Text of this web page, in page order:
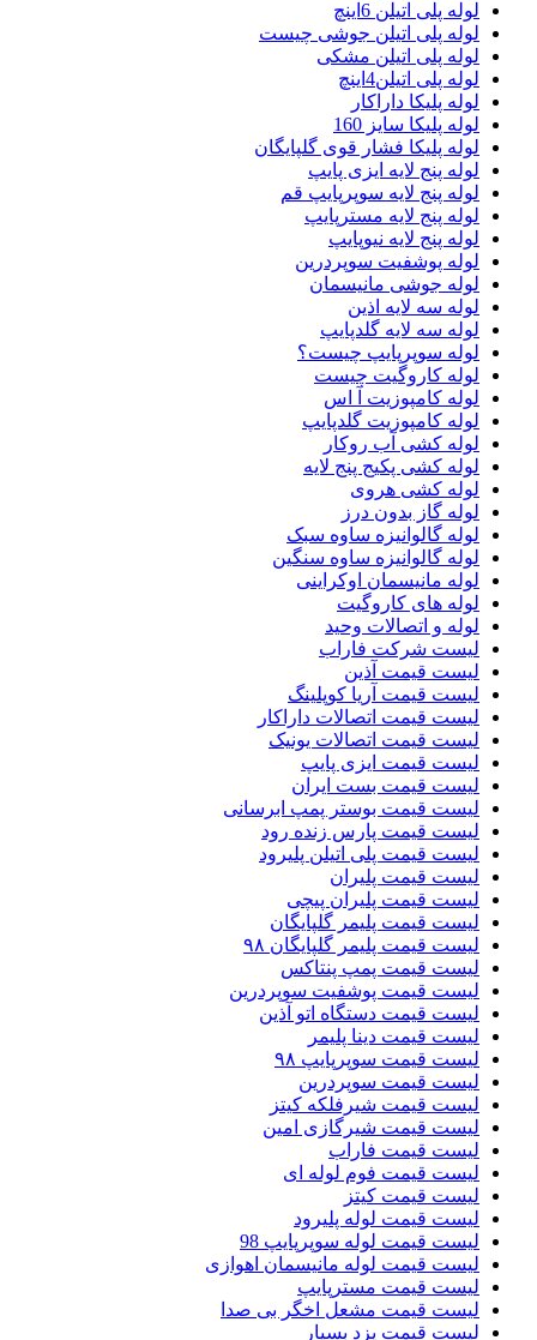
لوله پلی اتیلن 6اینچ
لوله پلی اتیلن جوشی چیست
لوله پلی اتیلن مشکی
لوله پلی اتیلن4اینچ
لوله پلیکا داراکار
لوله پلیکا سایز 160
لوله پلیکا فشار قوی گلپایگان
لوله پنج لایه ایزی پایپ
لوله پنج لایه سوپرپایپ قم
لوله پنج لایه مسترپایپ
لوله پنج لایه نیوپایپ
لوله پوشفیت سوپردرین
لوله جوشی مانیسمان
لوله سه لایه اذین
لوله سه لایه گلدپایپ
لوله سوپرپایپ چیست؟
لوله کاروگیت چیست
لوله کامپوزیت آ اس
لوله کامپوزیت گلدپایپ
لوله کشی آب روکار
لوله کشی پکیج پنج لایه
لوله کشی هروی
لوله گاز بدون درز
لوله گالوانیزه ساوه سبک
لوله گالوانیزه ساوه سنگین
لوله مانیسمان اوکراینی
لوله های کاروگیت
لوله و اتصالات وحید
لیست شرکت فاراب
لیست قیمت آذین
لیست قیمت آریا کوپلینگ
لیست قیمت اتصالات داراکار
لیست قیمت اتصالات یونیک
لیست قیمت ایزی پایپ
لیست قیمت بست ایران
لیست قیمت بوستر پمپ ابرسانی
لیست قیمت پارس زنده رود
لیست قیمت پلی اتیلن پلیرود
لیست قیمت پلیران
لیست قیمت پلیران پیچی
لیست قیمت پلیمر گلپایگان
لیست قیمت پلیمر گلپایگان ۹۸
لیست قیمت پمپ پنتاکس
لیست قیمت پوشفیت سوپردرین
لیست قیمت دستگاه اتو آذین
لیست قیمت دینا پلیمر
لیست قیمت سوپرپایپ ۹۸
لیست قیمت سوپردرین
لیست قیمت شیرفلکه کیتز
لیست قیمت شیرگازی امین
لیست قیمت فاراب
لیست قیمت فوم لوله ای
لیست قیمت کیتز
لیست قیمت لوله پلیرود
لیست قیمت لوله سوپرپایپ 98
لیست قیمت لوله مانیسمان اهوازی
لیست قیمت مسترپایپ
لیست قیمت مشعل اخگر بی صدا
لیست قیمت یزد بسپار